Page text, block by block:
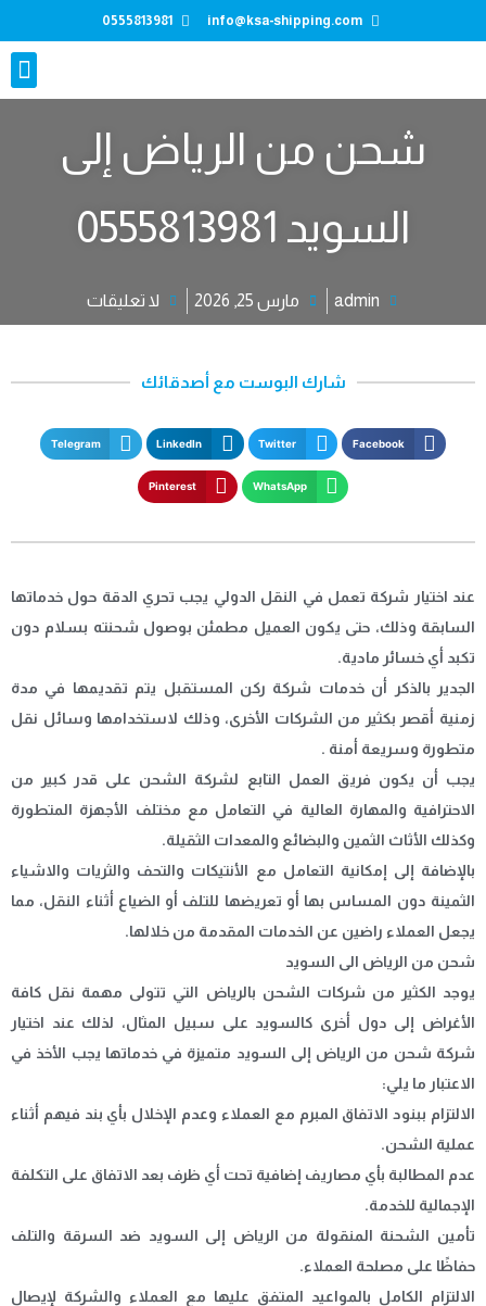
info@ksa-shipping.com
0555813981
شحن من الرياض إلى
السويد 0555813981
admin مارس 25, 2026 لا تعليقات
شارك البوست مع أصدقائك
Facebook
Twitter
LinkedIn
Telegram
WhatsApp
Pinterest
عند اختيار شركة تعمل في النقل الدولي يجب تحري الدقة حول خدماتها
السابقة وذلك، حتى يكون العميل مطمئن بوصول شحنته بسلام دون
تكبد أي خسائر مادية.
الجدير بالذكر أن خدمات شركة ركن المستقبل يتم تقديمها في مدة
زمنية أقصر بكثير من الشركات الأخرى، وذلك لاستخدامها وسائل نقل
متطورة وسريعة أمنة .
يجب أن يكون فريق العمل التابع لشركة الشحن على قدر كبير من
الاحترافية والمهارة العالية في التعامل مع مختلف الأجهزة المتطورة
وكذلك الأثاث الثمين والبضائع والمعدات الثقيلة.
بالإضافة إلى إمكانية التعامل مع الأنتيكات والتحف والثريات والاشياء
الثمينة دون المساس بها أو تعريضها للتلف أو الضياع أثناء النقل، مما
يجعل العملاء راضين عن الخدمات المقدمة من خلالها.
شحن من الرياض الى السويد
يوجد الكثير من شركات الشحن بالرياض التي تتولى مهمة نقل كافة
الأغراض إلى دول أخرى كالسويد على سبيل المثال، لذلك عند اختيار
شركة شحن من الرياض إلى السويد متميزة في خدماتها يجب الأخذ في
الاعتبار ما يلي:
الالتزام ببنود الاتفاق المبرم مع العملاء وعدم الإخلال بأي بند فيهم أثناء
عملية الشحن.
عدم المطالبة بأي مصاريف إضافية تحت أي ظرف بعد الاتفاق على التكلفة
الإجمالية للخدمة.
تأمين الشحنة المنقولة من الرياض إلى السويد ضد السرقة والتلف
حفاظًا على مصلحة العملاء.
الالتزام الكامل بالمواعيد المتفق عليها مع العملاء والشركة لإيصال